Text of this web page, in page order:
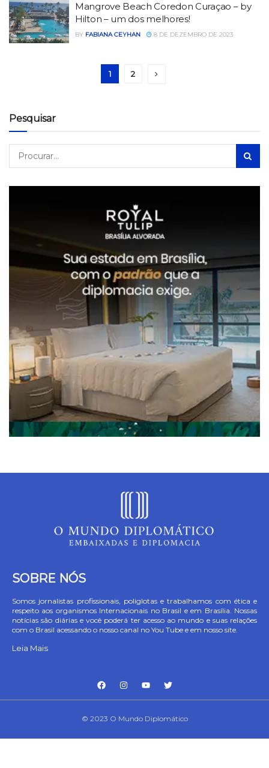
Mangrove Beach Coredon Curaçao – by
Hilton – um dos melhores!
BY FABIANA CEYHAN 8 DE DEZEMBRO DE 2023
1 2
Pesquisar
SOBRE NÓS
Somos jornalistas profissionais, poliglotas e trabalhamos com ética e
respeito aos organismos Internacionais no Brasil e em Brasília. Nossas
notícias são diárias e você poderá ter acesso ao mundo e suas relações
com o Brasil acessando o nosso canal no You Tube e em nosso site.
Leia Mais
© 2023 O Mundo Diplomático